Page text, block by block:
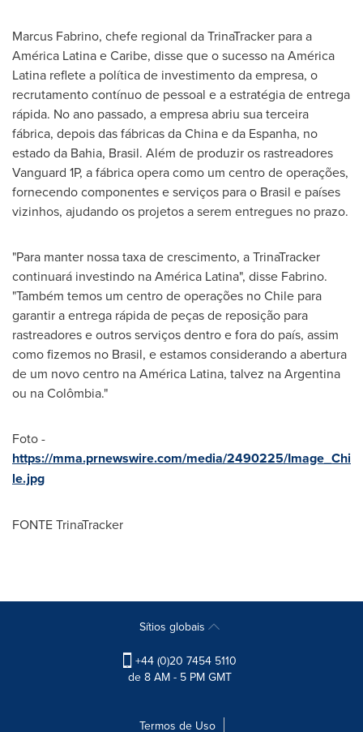
Marcus Fabrino, chefe regional da TrinaTracker para a
América Latina e Caribe, disse que o sucesso na América
Latina reflete a política de investimento da empresa, o
recrutamento contínuo de pessoal e a estratégia de entrega
rápida. No ano passado, a empresa abriu sua terceira
fábrica, depois das fábricas daChinae da Espanha, no
estado da Bahia, Brasil. Além de produzir os rastreadores
Vanguard 1P, a fábrica opera como um centro de operações,
fornecendo componentes e serviços para o Brasil e países
vizinhos, ajudando os projetos a serem entregues no prazo.
"Para manter nossa taxa de crescimento, a TrinaTracker
continuará investindo na América Latina", disse Fabrino.
"Também temos um centro de operações noChile para
garantir a entrega rápida de peças de reposição para
rastreadores e outros serviços dentro e fora do país, assim
como fizemos no Brasil, e estamos considerando a abertura
de um novo centro na América Latina, talvez naArgentina
ou na Colômbia."
Foto -
https://mma.prnewswire.com/media/2490225/Image_Chi
le.jpg
FONTE TrinaTracker
Sítios globais
+44 (0)20 7454 5110
de 8 AM - 5 PM GMT
Termos de Uso